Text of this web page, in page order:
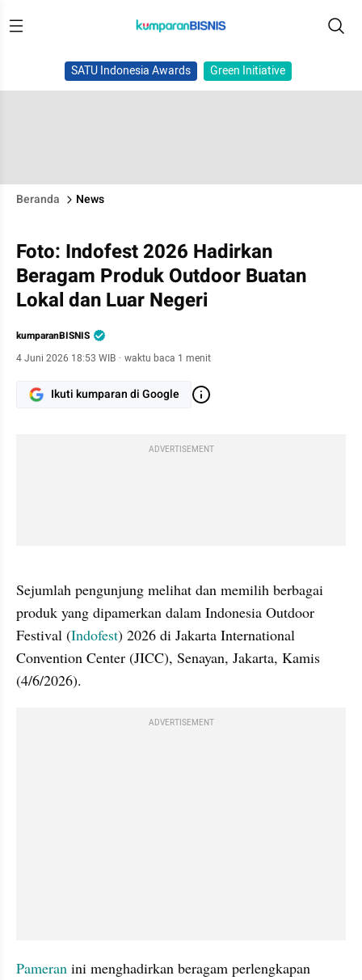
SATU Indonesia Awards Green Initiative
Beranda News
Foto: Indofest 2026 Hadirkan
Beragam Produk Outdoor Buatan
Lokal dan Luar Negeri
kumparanBISNIS
4 Juni 2026 18:53 WIB · waktu baca 1 menit
Ikuti kumparan di Google
ADVERTISEMENT
Sejumlah pengunjung melihat dan memilih berbagai
produk yang dipamerkan dalam Indonesia Outdoor
Festival (Indofest) 2026 di Jakarta International
Convention Center (JICC), Senayan, Jakarta, Kamis
(4/6/2026).
ADVERTISEMENT
Pameran ini menghadirkan beragam perlengkapan